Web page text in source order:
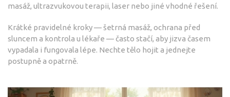
masáž, ultrazvukovou terapii, laser nebo jiné vhodné řešení.
Krátké pravidelné kroky — šetrná masáž, ochrana před
sluncem a kontrola u lékaře — často stačí, aby jizva časem
vypadala i fungovala lépe. Nechte tělo hojit a jednejte
postupně a opatrně.